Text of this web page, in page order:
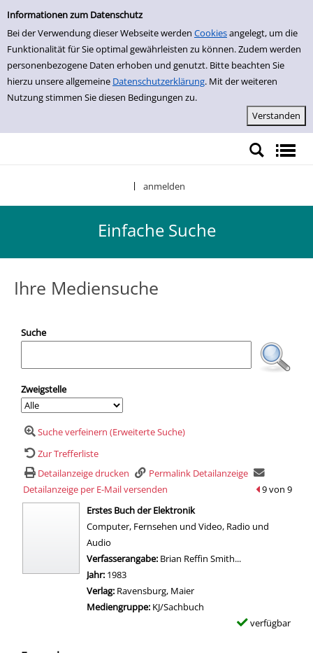
Einfache Suche
Informationen zum Datenschutz
Bei der Verwendung dieser Webseite werden Cookiesangelegt, um die
Funktionalität für Sie optimal gewährleisten zu können. Zudem werden
personenbezogene Daten erhoben und genutzt. Bitte beachten Sie
hierzu unsere allgemeine Datenschutzerklärung. Mit der weiteren
Nutzung stimmen Sie diesen Bedingungen zu.
Zur Detailanzeige springen
anmelden
Einfache Suche
Ihre Mediensuche
Suche
Zweigstelle
Suche verfeinern (Erweiterte Suche)
Zur Trefferliste
Detailanzeige drucken
Permalink Detailanzeige
Detailanzeige per E-Mail versenden
zum
9 von 9
wird in neuem Tab geöffnet
Erstes Buch der Elektronik
Computer, Fernsehen und Video, Radio und
Audio
Suche nach diesem Verfasser
Verfasserangabe: Brian Reffin Smith...
Jahr: 1983
Verlag: Ravensburg, Maier
Mediengruppe: KJ/Sachbuch
verfügbar